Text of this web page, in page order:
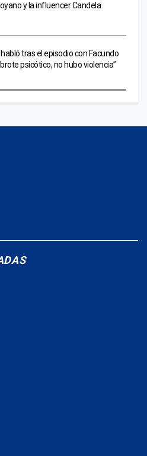
y la influencer Candela
tras el episodio con Facundo
psicótico, no hubo violencia”